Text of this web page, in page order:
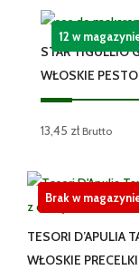
STAR TIGULLIO
WŁOSKIE
13,45 zł Brutto
12 w
TESORI D’APULIA
WŁOSKIE
Brak w